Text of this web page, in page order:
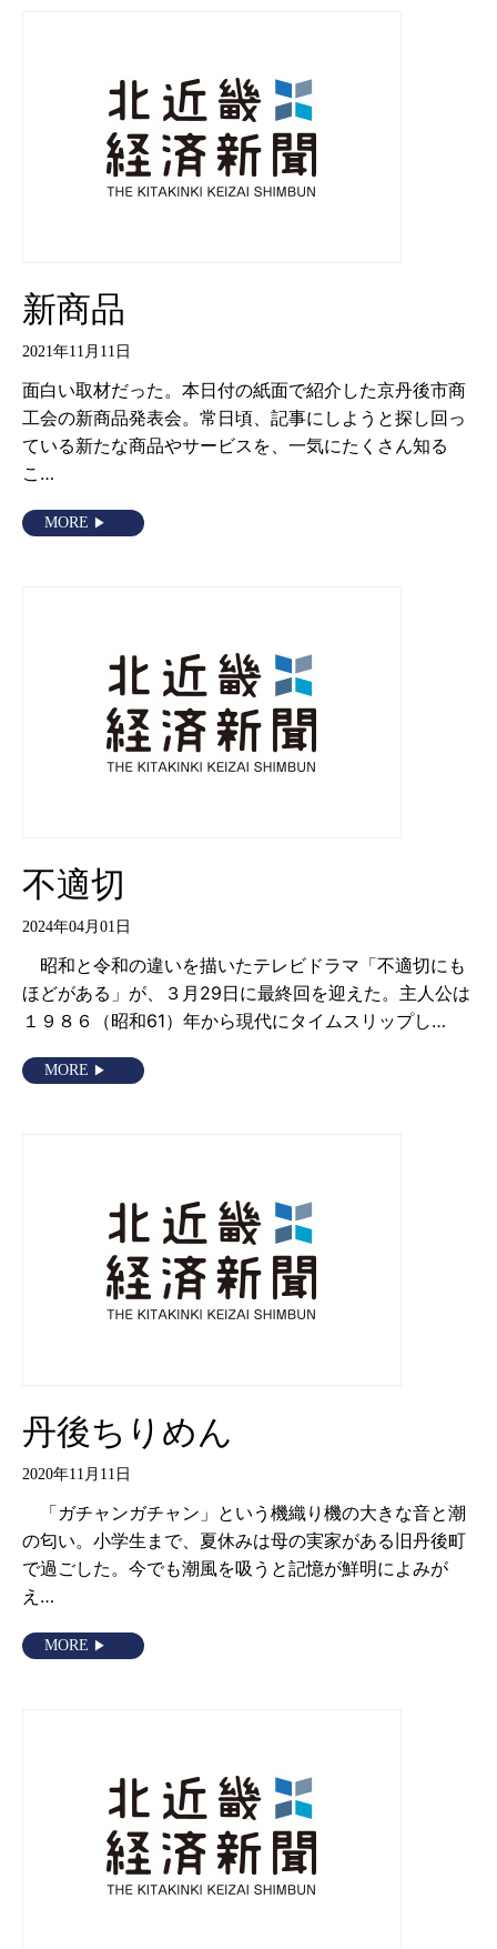
新商品
2021年11月11日
面白い取材だった。本日付の紙面で紹介した京丹後市商
工会の新商品発表会。常日頃、記事にしようと探し回っ
ている新たな商品やサービスを、一気にたくさん知る
こ…
MORE
不適切
2024年04月01日
昭和と令和の違いを描いたテレビドラマ「不適切にも
ほどがある」が、３月29日に最終回を迎えた。主人公は
１９８６（昭和61）年から現代にタイムスリップし…
MORE
丹後ちりめん
2020年11月11日
「ガチャンガチャン」という機織り機の大きな音と潮
の匂い。小学生まで、夏休みは母の実家がある旧丹後町
で過ごした。今でも潮風を吸うと記憶が鮮明によみが
え…
MORE